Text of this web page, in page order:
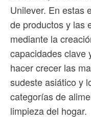
Unilever. En estas
de productos y las
mediante la
capacidades clave
hacer crecer las
sudeste asiático y
categorías de
limpieza del hogar.